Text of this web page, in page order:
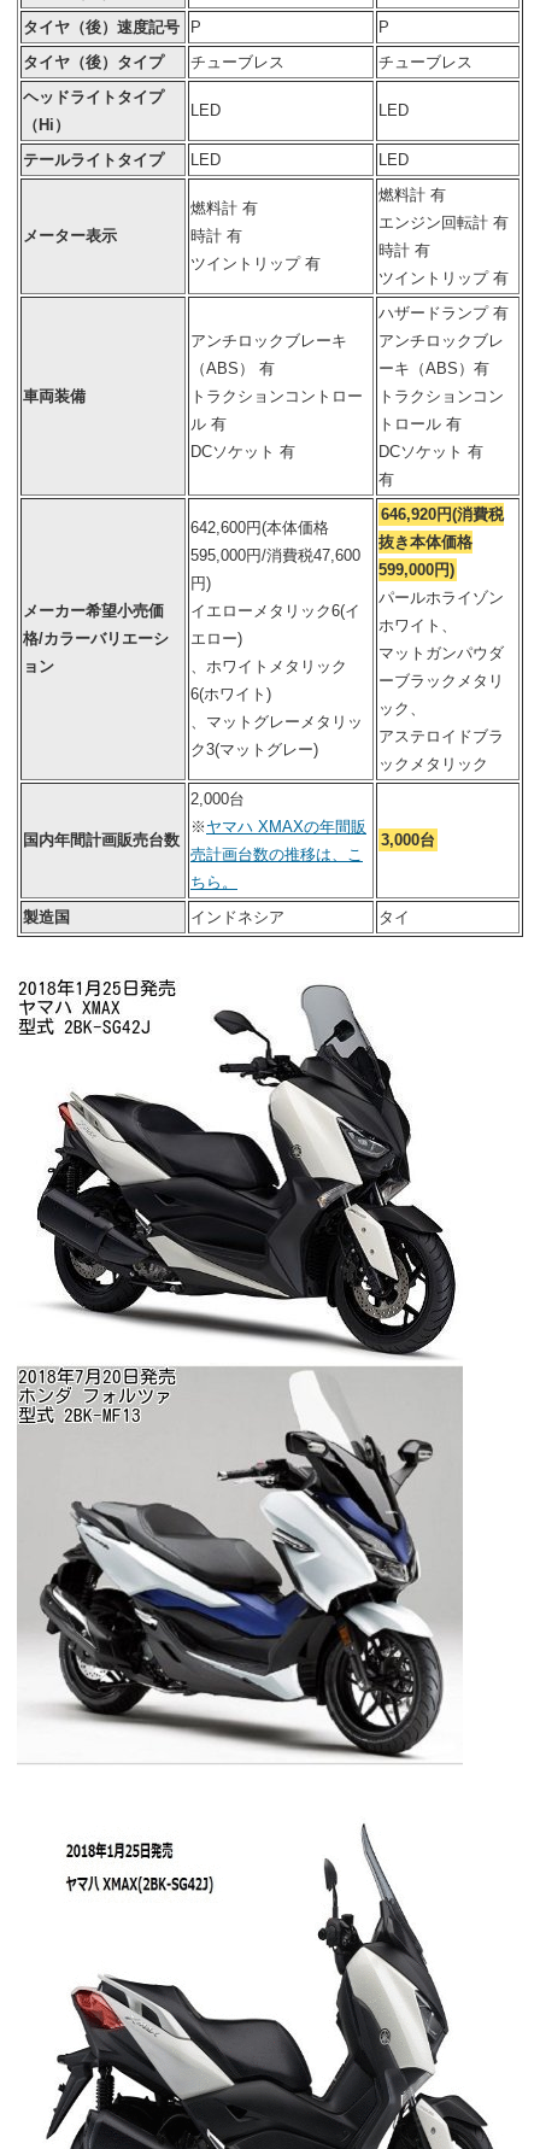
タイヤ（後）速度記号
P
P
タイヤ（後）タイプ
チューブレス
チューブレス
ヘッドライトタイプ
（Hi）
LED LED
テールライトタイプ LED LED
メーター表示
燃料計 有
時計 有
ツイントリップ 有
燃料計 有
エンジン回転計 有
時計 有
ツイントリップ 有
車両装備
アンチロックブレーキ
（ABS） 有
トラクションコントロー
ル 有
DCソケット 有
ハザードランプ 有
アンチロックブレ
ーキ（ABS）有
トラクションコン
トロール 有
DCソケット 有
有
メーカー希望小売価
格/カラーバリエーシ
ョン
642,600円(本体価格
595,000円/消費税47,600
円)
イエローメタリック6(イ
エロー)
、ホワイトメタリック
6(ホワイト)
、マットグレーメタリッ
ク3(マットグレー)
646,920円(消費税
抜き本体価格
599,000円)
パールホライゾン
ホワイト、
マットガンパウダ
ーブラックメタリ
ック、
アステロイドブラ
ックメタリック
国内年間計画販売台数
2,000台
※ ヤマハ XMAXの年間販
売計画台数の推移は、こ
ちら。
3,000台
製造国 インドネシア タイ